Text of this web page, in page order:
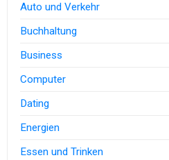
Auto und Verkehr
Buchhaltung
Business
Computer
Dating
Energien
Essen und Trinken